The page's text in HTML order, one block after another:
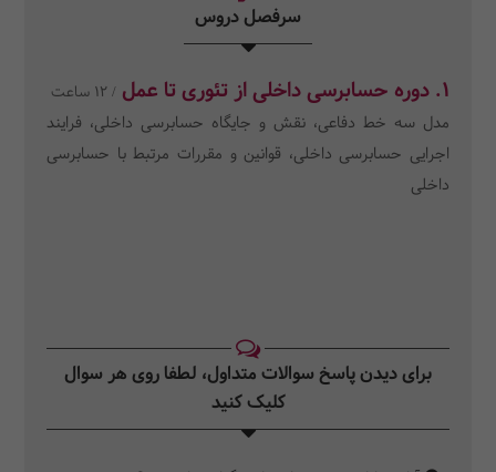
سرفصل دروس
1. دوره حسابرسی داخلی از تئوری تا عمل / 12 ساعت
مدل سه خط دفاعی، نقش و جایگاه حسابرسی داخلی، فرایند
اجرایی حسابرسی داخلی، قوانین و مقررات مرتبط با حسابرسی
داخلی
برای دیدن پاسخ سوالات متداول، لطفا روی هر سوال
کلیک کنید‎